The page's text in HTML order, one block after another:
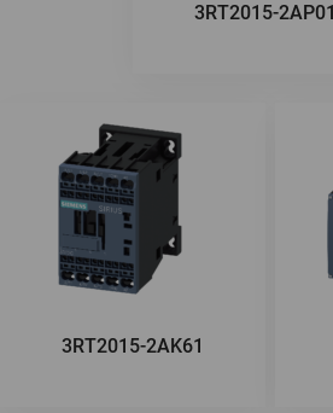
3RT2015-2AP01
3RT2015-2AK61